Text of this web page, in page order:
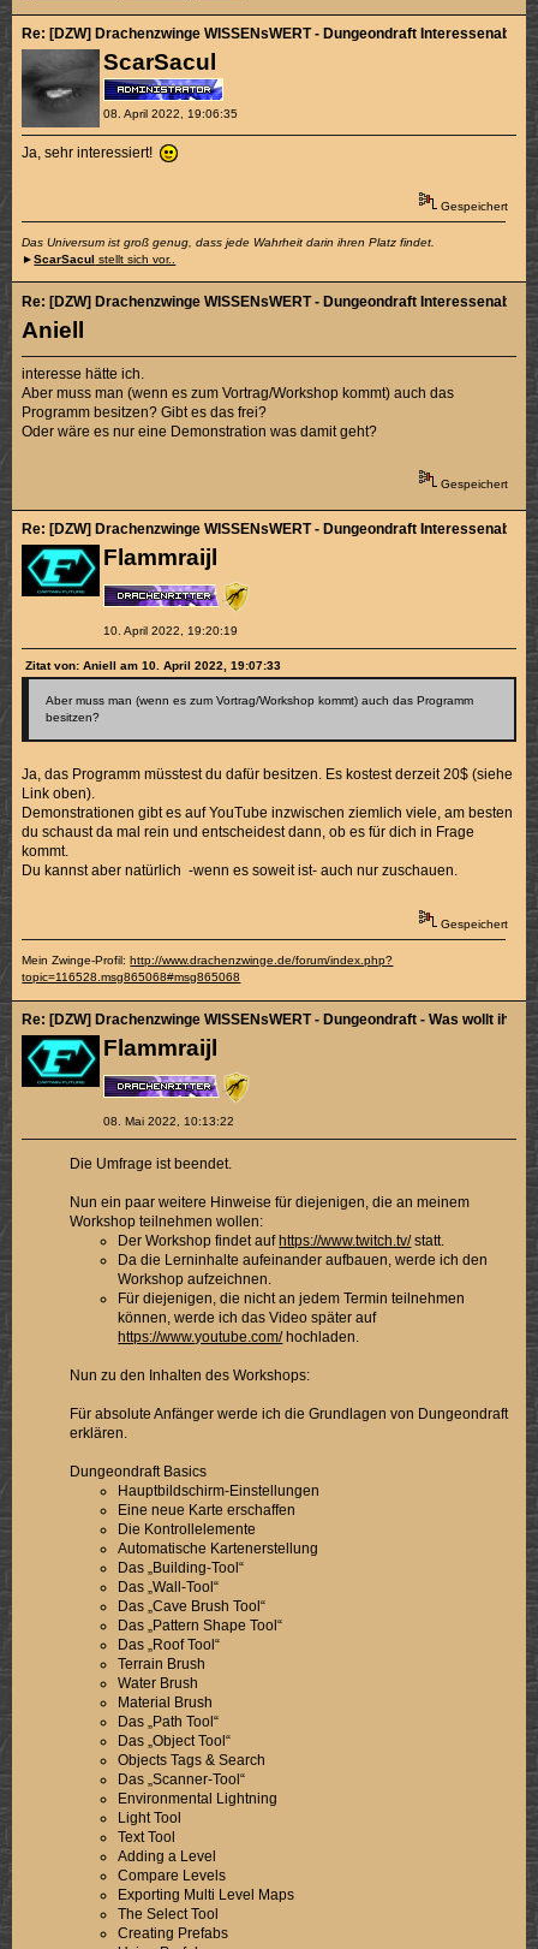
ScarSacul
08. April 2022, 19:06:35
Re: [DZW] Drachenzwinge WISSENsWERT - Dungeondraft
Ja, sehr interessiert!
Gespeichert
Das Universum ist groß genug, dass jede Wahrheit darin ihren Platz findet.
►ScarSacul stellt sich vor..
Aniell
Re: [DZW] Drachenzwinge WISSENsWERT - Dungeondraft
interesse hätte ich.
Aber muss man (wenn es zum Vortrag/Workshop kommt) auch das
Programm besitzen? Gibt es das frei?
Oder wäre es nur eine Demonstration was damit geht?
Gespeichert
Flammraijl
10. April 2022, 19:20:19
Re: [DZW] Drachenzwinge WISSENsWERT - Dungeondraft
Zitat von: Aniell am 10. April 2022, 19:07:33
Aber muss man (wenn es zum Vortrag/Workshop kommt) auch das Programm
besitzen?
Ja, das Programm müsstest du dafür besitzen. Es kostest derzeit 20$ (siehe
Link oben).
Demonstrationen gibt es auf YouTube inzwischen ziemlich viele, am besten
du schaust da mal rein und entscheidest dann, ob es für dich in Frage
kommt.
Du kannst aber natürlich -wenn es soweit ist- auch nur zuschauen.
Gespeichert
Mein Zwinge-Profil:http://www.drachenzwinge.de/forum/index.php?
topic=116528.msg865068#msg865068
Flammraijl
08. Mai 2022, 10:13:22
Re: [DZW] Drachenzwinge WISSENsWERT - Dungeondraft - Was wollt ihr
Die Umfrage ist beendet.
Nun ein paar weitere Hinweise für diejenigen, die an meinem
Workshop teilnehmen wollen:
Der Workshop findet auf https://www.twitch.tv/statt.
Da die Lerninhalte aufeinander aufbauen, werde ich den
Workshop aufzeichnen.
Für diejenigen, die nicht an jedem Termin teilnehmen
können, werde ich das Video später auf
https://www.youtube.com/hochladen.
Nun zu den Inhalten des Workshops:
Für absolute Anfänger werde ich die Grundlagen von Dungeondraft
erklären.
Dungeondraft Basics
Hauptbildschirm-Einstellungen
Eine neue Karte erschaffen
Die Kontrollelemente
Automatische Kartenerstellung
Das „Building-Tool“
Das „Wall-Tool“
Das „Cave Brush Tool“
Das „Pattern Shape Tool“
Das „Roof Tool“
Terrain Brush
Water Brush
Material Brush
Das „Path Tool“
Das „Object Tool“
Objects Tags & Search
Das „Scanner-Tool“
Environmental Lightning
Light Tool
Text Tool
Adding a Level
Compare Levels
Exporting Multi Level Maps
The Select Tool
Creating Prefabs